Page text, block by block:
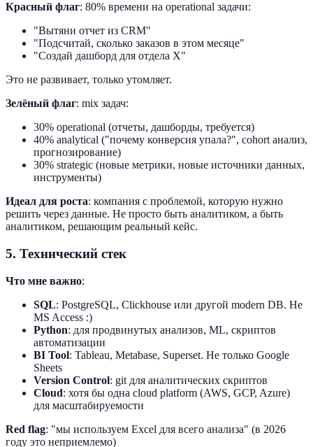
Красный флаг: 80% времени на operational задачи:
"Вытяни отчет из CRM"
"Подсчитай, сколько заказов в этом месяце"
"Создай дашборд для отдела X"
Это не развивает, только утомляет.
Зелёный флаг: mix задач:
30% operational (отчеты, дашборды, требуется)
40% analytical ("почему конверсия упала?", cohort анализ,
прогнозирование)
30% strategic (новые метрики, новые источники данных,
инструменты)
Идеал для роста: компания с проблемой, которую нужно
решить через данные. Не просто быть аналитиком, а быть
аналитиком, решающим реальный кейс.
5. Технический стек
Что мне важно:
SQL: PostgreSQL, Clickhouse или другой modern DB. Не
MS Access :)
Python: для продвинутых анализов, ML, скриптов
автоматизации
BI Tool: Tableau, Metabase, Superset. Не только Google
Sheets
Version Control: git для аналитических скриптов
Cloud: хотя бы одна cloud platform (AWS, GCP, Azure)
для масштабируемости
Red flag: "мы используем Excel для всего анализа" (в 2026
году это неприемлемо)